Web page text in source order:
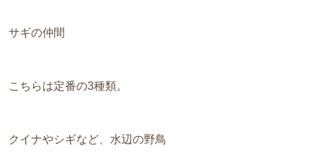
サギの仲間
こちらは定番の3種類。
クイナやシギなど、水辺の野鳥